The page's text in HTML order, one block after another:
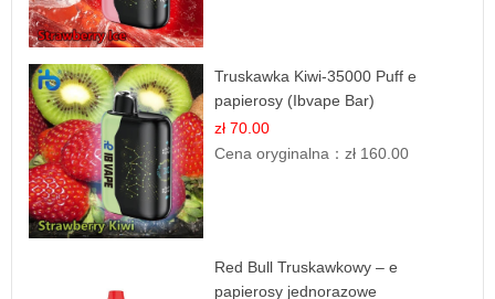
Truskawka Kiwi-35000 Puff e
papierosy (Ibvape Bar)
zł 70.00
Cena oryginalna：zł 160.00
Red Bull Truskawkowy – e
papierosy jednorazowe